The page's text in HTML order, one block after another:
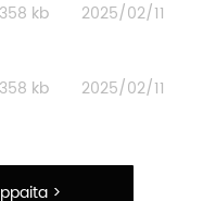
358 kb 2025/02/11
358 kb 2025/02/11
>